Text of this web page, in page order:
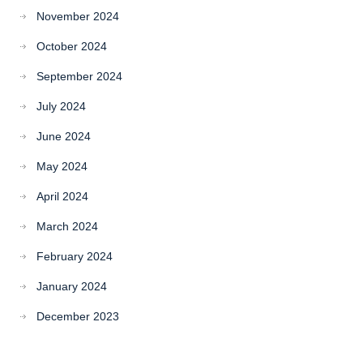
November 2024
October 2024
September 2024
July 2024
June 2024
May 2024
April 2024
March 2024
February 2024
January 2024
December 2023